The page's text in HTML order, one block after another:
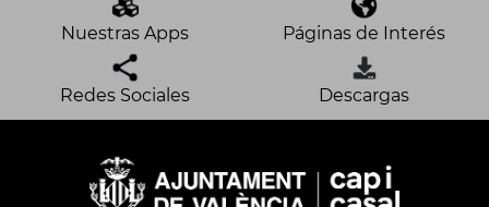
Nuestras Apps Páginas de Interés
Redes Sociales Descargas